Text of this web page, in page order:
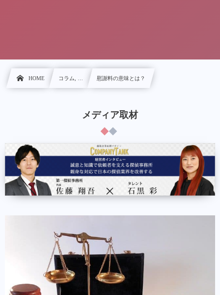
HOME コラム, … 慰謝料の意味とは？
メディア取材